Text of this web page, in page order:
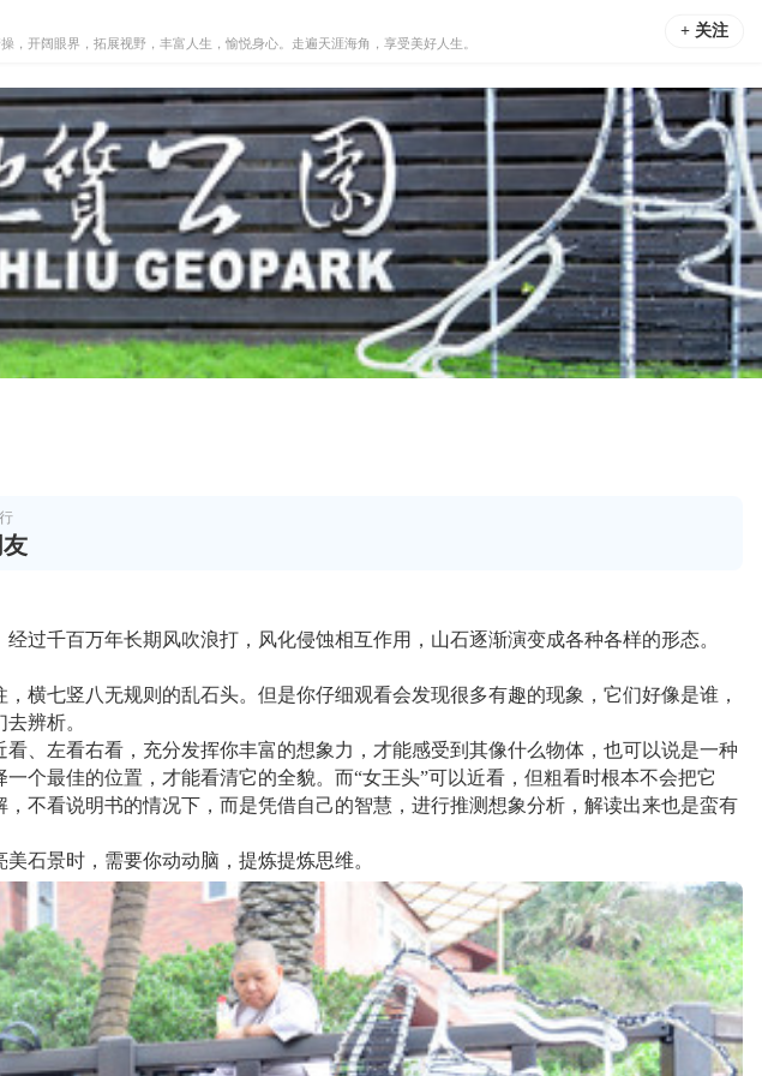
开阔眼界，拓展视野，丰富人生，愉悦身心。走遍天涯海角，享受美好人生。
+ 关注
千百万年长期风吹浪打，风化侵蚀相互作用，山石逐渐演变成各种各样的形态。
七竖八无规则的乱石头。但是你仔细观看会发现很多有趣的现象，它们好像是谁，
辨析。
左看右看，充分发挥你丰富的想象力，才能感受到其像什么物体，也可以说是一种
个最佳的位置，才能看清它的全貌。而“女王头”可以近看，但粗看时根本不会把它
不看说明书的情况下，而是凭借自己的智慧，进行推测想象分析，解读出来也是蛮有
石景时，需要你动动脑，提炼提炼思维。